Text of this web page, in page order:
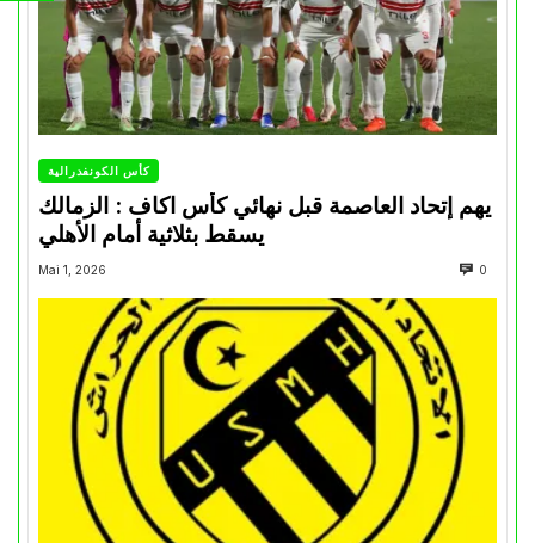
كأس الكونفدرالية
يهم إتحاد العاصمة قبل نهائي كأس اكاف : الزمالك
Mai 1, 2026 0